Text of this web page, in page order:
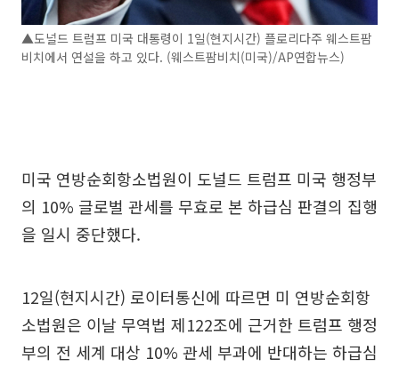
▲도널드 트럼프 미국 대통령이 1일(현지시간) 플로리다주 웨스트팜
비치에서 연설을 하고 있다. (웨스트팜비치(미국)/AP연합뉴스)
미국 연방순회항소법원이 도널드 트럼프 미국 행정부
의 10% 글로벌 관세를 무효로 본 하급심 판결의 집행
을 일시 중단했다.
12일(현지시간) 로이터통신에 따르면 미 연방순회항
소법원은 이날 무역법 제122조에 근거한 트럼프 행정
부의 전 세계 대상 10% 관세 부과에 반대하는 하급심